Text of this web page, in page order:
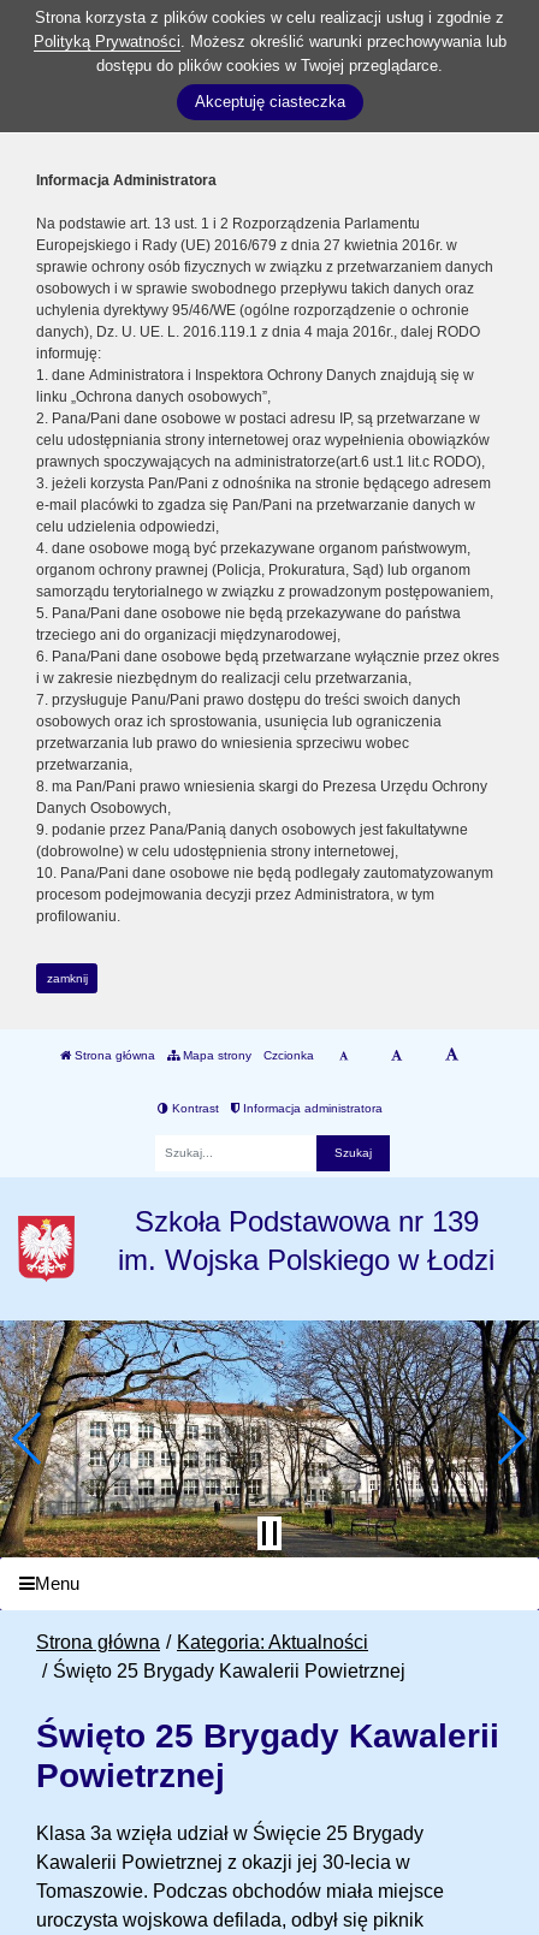
Strona korzysta z plików cookies w celu realizacji usług i zgodnie z
Polityką Prywatności. Możesz określić warunki przechowywania lub
dostępu do plików cookies w Twojej przeglądarce.
Akceptuję ciasteczka
Informacja Administratora
Na podstawie art. 13 ust. 1 i 2 Rozporządzenia Parlamentu
Europejskiego i Rady (UE) 2016/679 z dnia 27 kwietnia 2016r. w
sprawie ochrony osób fizycznych w związku z przetwarzaniem danych
osobowych i w sprawie swobodnego przepływu takich danych oraz
uchylenia dyrektywy 95/46/WE (ogólne rozporządzenie o ochronie
danych), Dz. U. UE. L. 2016.119.1 z dnia 4 maja 2016r., dalej RODO
informuję:
1. dane Administratora i Inspektora Ochrony Danych znajdują się w
linku „Ochrona danych osobowych”,
2. Pana/Pani dane osobowe w postaci adresu IP, są przetwarzane w
celu udostępniania strony internetowej oraz wypełnienia obowiązków
prawnych spoczywających na administratorze(art.6 ust.1 lit.c RODO),
3. jeżeli korzysta Pan/Pani z odnośnika na stronie będącego adresem
e-mail placówki to zgadza się Pan/Pani na przetwarzanie danych w
celu udzielenia odpowiedzi,
4. dane osobowe mogą być przekazywane organom państwowym,
organom ochrony prawnej (Policja, Prokuratura, Sąd) lub organom
samorządu terytorialnego w związku z prowadzonym postępowaniem,
5. Pana/Pani dane osobowe nie będą przekazywane do państwa
trzeciego ani do organizacji międzynarodowej,
6. Pana/Pani dane osobowe będą przetwarzane wyłącznie przez okres
i w zakresie niezbędnym do realizacji celu przetwarzania,
7. przysługuje Panu/Pani prawo dostępu do treści swoich danych
osobowych oraz ich sprostowania, usunięcia lub ograniczenia
przetwarzania lub prawo do wniesienia sprzeciwu wobec
przetwarzania,
8. ma Pan/Pani prawo wniesienia skargi do Prezesa Urzędu Ochrony
Danych Osobowych,
9. podanie przez Pana/Panią danych osobowych jest fakultatywne
(dobrowolne) w celu udostępnienia strony internetowej,
10. Pana/Pani dane osobowe nie będą podlegały zautomatyzowanym
procesom podejmowania decyzji przez Administratora, w tym
profilowaniu.
zamknij
Strona główna Mapa strony Czcionka
Kontrast Informacja administratora
Szkoła Podstawowa nr 139
im. Wojska Polskiego w Łodzi
Menu
Strona główna
Kategoria: Aktualności
Święto 25 Brygady Kawalerii Powietrznej
Święto 25 Brygady Kawalerii
Powietrznej
Klasa 3a wzięła udział w Święcie 25 Brygady
Kawalerii Powietrznej z okazji jej 30-lecia w
Tomaszowie. Podczas obchodów miała miejsce
uroczysta wojskowa defilada, odbył się piknik